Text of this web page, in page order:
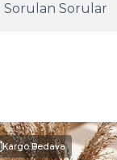
Sorulan Sorular
Kargo Bedava